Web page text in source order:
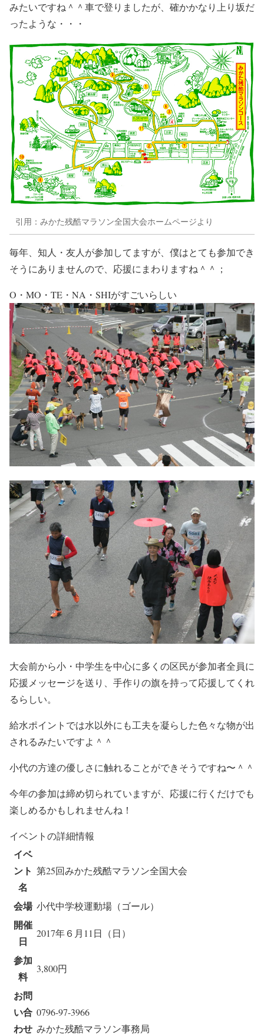
みたいですね＾＾車で登りましたが、確かかなり上り坂だ
ったような・・・
引用：みかた残酷マラソン全国大会ホームページより
毎年、知人・友人が参加してますが、僕はとても参加でき
そうにありませんので、応援にまわりますね＾＾；
O・MO・TE・NA・SHIがすごいらしい
大会前から小・中学生を中心に多くの区民が参加者全員に
応援メッセージを送り、手作りの旗を持って応援してくれ
るらしい。
給水ポイントでは水以外にも工夫を凝らした色々な物が出
されるみたいですよ＾＾
小代の方達の優しさに触れることができそうですね〜＾＾
今年の参加は締め切られていますが、応援に行くだけでも
楽しめるかもしれませんね！
イベントの詳細情報
イベ
ント
名
第25回みかた残酷マラソン全国大会
会場 小代中学校運動場（ゴール）
開催
日
2017年６月11日（日）
参加
料
3,800円
お問
い合
わせ
0796-97-3966
みかた残酷マラソン事務局